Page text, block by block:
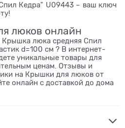
Кедра" U09443 – ваш ключ
люков онлайн
люка средняя Спил
d=100 см ? В интернет-
уникальные товары для
ценам. Отзывы и
на Крышки для люков от
онлайн с доставкой до дома